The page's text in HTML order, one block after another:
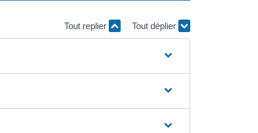
Tout replier Tout déplier